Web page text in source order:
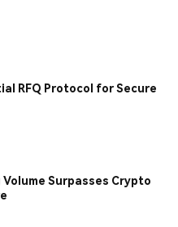
RFQ Protocol for Secure
Surpasses Crypto